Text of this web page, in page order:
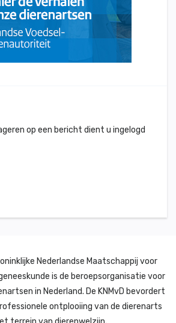
op een bericht dient u ingelogd
Nederlandse Maatschappij voor
is de beroepsorganisatie voor
in Nederland. De KNMvD bevordert
ontplooiing van de dierenarts